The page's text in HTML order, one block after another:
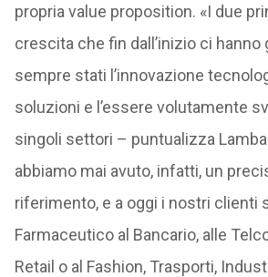
propria value proposition. «I due
crescita che fin dall’inizio ci hanno
sempre stati l’innovazione
soluzioni e l’essere volutamente
singoli settori – puntualizza
abbiamo mai avuto, infatti, un
riferimento, e a oggi i nostri clienti
Farmaceutico al Bancario, alle
Retail o al Fashion, Trasporti,